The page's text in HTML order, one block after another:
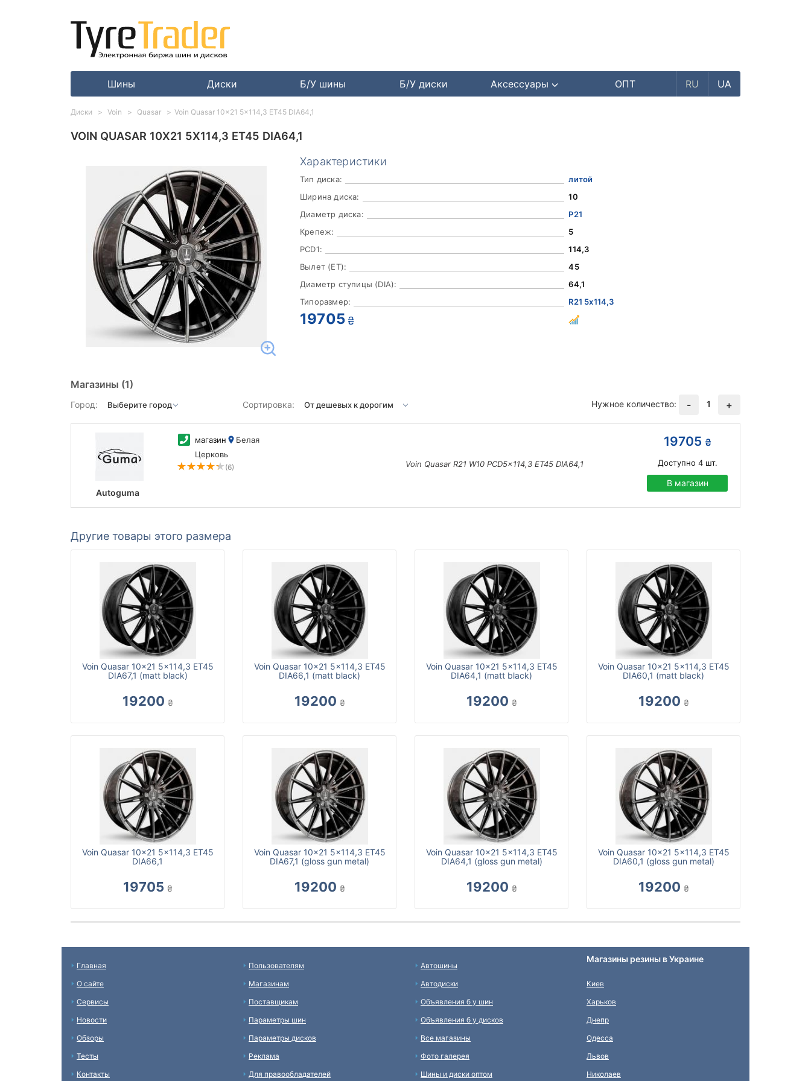
Шины Диски Б/У шины Б/У диски Аксессуары ОПТ RU UA
VOIN QUASAR 10X21 5X114,3 ET45 DIA64,1
Характеристики
Тип диска:
литой
Ширина диска:
10
Диаметр диска:
Р21
Крепеж:
5
PCD1:
114,3
Вылет (ET):
45
Диаметр ступицы (DIA):
64,1
Типоразмер:
R21 5x114,3
19705 ₴
Магазины (1)
Город: Сортировка: Нужное количество: - 1 +
Autoguma
магазин
Белая
Церковь
(6) Voin Quasar R21 W10 PCD5x114,3 ET45 DIA64,1
19705 ₴
Доступно 4шт.
В магазин
Другие товары этого размера
Voin Quasar 10x21 5x114,3 ET45
DIA67,1 (matt black)
19200 ₴
Voin Quasar 10x21 5x114,3 ET45
DIA66,1 (matt black)
19200 ₴
Voin Quasar 10x21 5x114,3 ET45
DIA64,1 (matt black)
19200 ₴
Voin Quasar 10x21 5x114,3 ET45
DIA60,1 (matt black)
19200 ₴
Voin Quasar 10x21 5x114,3 ET45
DIA66,1
19705 ₴
Voin Quasar 10x21 5x114,3 ET45
DIA67,1 (gloss gun metal)
19200 ₴
Voin Quasar 10x21 5x114,3 ET45
DIA64,1 (gloss gun metal)
19200 ₴
Voin Quasar 10x21 5x114,3 ET45
DIA60,1 (gloss gun metal)
19200 ₴
Диски Voin Quasar Voin Quasar 10x21 5x114,3 ET45 DIA64,1
Главная
О сайте
Сервисы
Новости
Обзоры
Тесты
Контакты
Пользователям
Магазинам
Поставщикам
Параметры шин
Параметры дисков
Реклама
Для правообладателей
Автошины
Автодиски
Объявления б у шин
Объявления б у дисков
Все магазины
Фото галерея
Шины и диски оптом
Магазины резины в Украине
Киев
Харьков
Днепр
Одесса
Львов
Николаев